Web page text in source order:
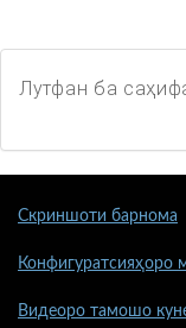
Лутфан ба
Скриншоти барнома
Конфигуратсияҳоро
Видеоро тамошо